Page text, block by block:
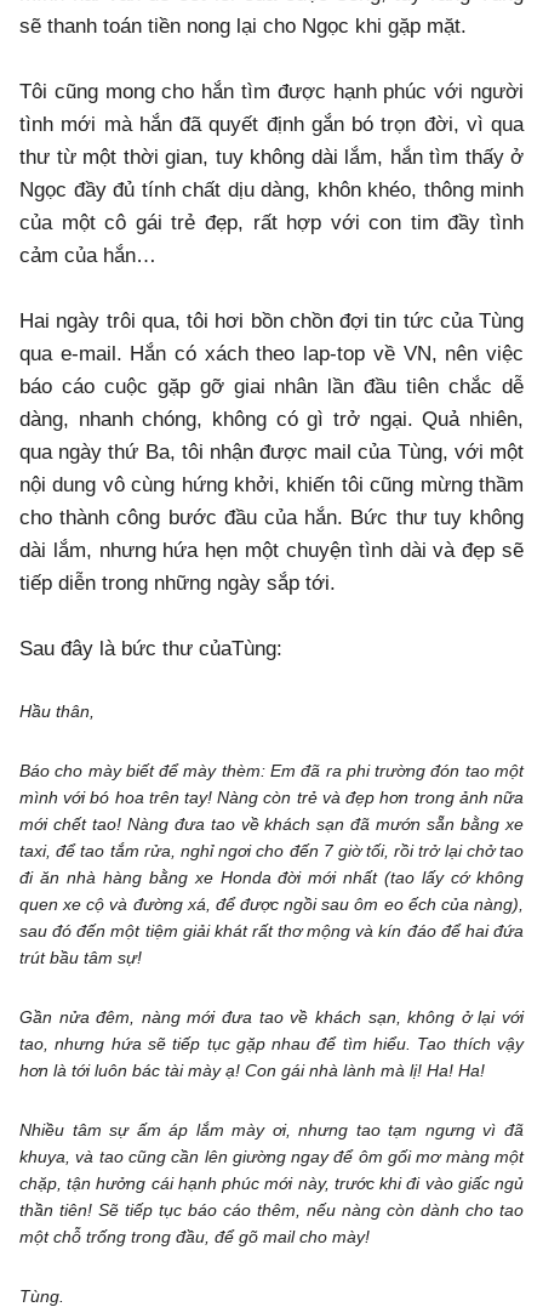
sẽ thanh toán tiền nong lại cho Ngọc khi gặp mặt.
Tôi cũng mong cho hắn tìm được hạnh phúc với người
tình mới mà hắn đã quyết định gắn bó trọn đời, vì qua
thư từ một thời gian, tuy không dài lắm, hắn tìm thấy ở
Ngọc đầy đủ tính chất dịu dàng, khôn khéo, thông minh
của một cô gái trẻ đẹp, rất hợp với con tim đầy tình
cảm của hắn…
Hai ngày trôi qua, tôi hơi bồn chồn đợi tin tức của Tùng
qua e-mail. Hắn có xách theo lap-top về VN, nên việc
báo cáo cuộc gặp gỡ giai nhân lần đầu tiên chắc dễ
dàng, nhanh chóng, không có gì trở ngại. Quả nhiên,
qua ngày thứ Ba, tôi nhận được mail của Tùng, với một
nội dung vô cùng hứng khởi, khiến tôi cũng mừng thầm
cho thành công bước đầu của hắn. Bức thư tuy không
dài lắm, nhưng hứa hẹn một chuyện tình dài và đẹp sẽ
tiếp diễn trong những ngày sắp tới.
Sau đây là bức thư củaTùng:
Hầu thân,
Báo cho mày biết để mày thèm: Em đã ra phi trường đón tao một
mình với bó hoa trên tay! Nàng còn trẻ và đẹp hơn trong ảnh nữa
mới chết tao! Nàng đưa tao về khách sạn đã mướn sẵn bằng xe
taxi, để tao tắm rửa, nghỉ ngơi cho đến 7 giờ tối, rồi trở lại chở tao
đi ăn nhà hàng bằng xe Honda đời mới nhất (tao lấy cớ không
quen xe cộ và đường xá, để được ngồi sau ôm eo ếch của nàng),
sau đó đến một tiệm giải khát rất thơ mộng và kín đáo để hai đứa
trút bầu tâm sự!
Gần nửa đêm, nàng mới đưa tao về khách sạn, không ở lại với
tao, nhưng hứa sẽ tiếp tục gặp nhau để tìm hiểu. Tao thích vậy
hơn là tới luôn bác tài mày ạ! Con gái nhà lành mà lị! Ha! Ha!
Nhiều tâm sự ấm áp lắm mày ơi, nhưng tao tạm ngưng vì đã
khuya, và tao cũng cần lên giường ngay để ôm gối mơ màng một
chặp, tận hưởng cái hạnh phúc mới này, trước khi đi vào giấc ngủ
thần tiên! Sẽ tiếp tục báo cáo thêm, nếu nàng còn dành cho tao
một chỗ trống trong đầu, để gõ mail cho mày!
Tùng.